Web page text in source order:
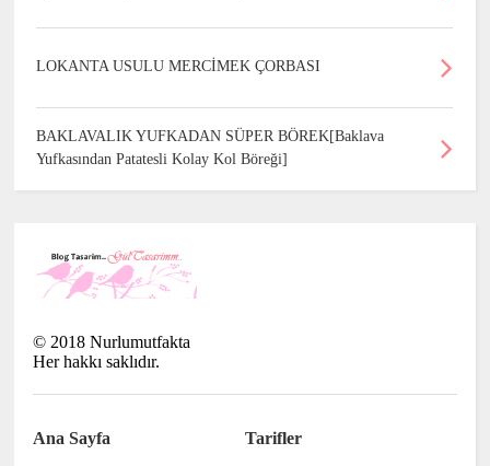
LOKANTA USULU MERCİMEK ÇORBASI
BAKLAVALIK YUFKADAN SÜPER BÖREK[Baklava
Yufkasından Patatesli Kolay Kol Böreği]
© 2018 Nurlumutfakta
Her hakkı saklıdır.
Ana Sayfa Tarifler